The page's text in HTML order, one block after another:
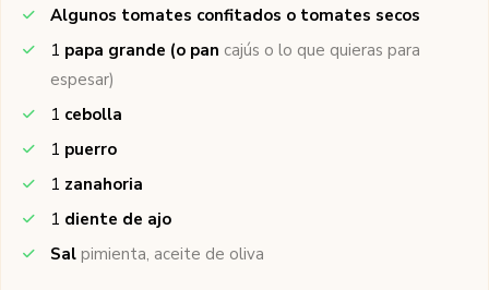
Algunos tomates confitados o tomates secos
1 papa grande (o pan cajús o lo que quieras para
espesar)
1 cebolla
1 puerro
1 zanahoria
1 diente de ajo
Sal pimienta, aceite de oliva